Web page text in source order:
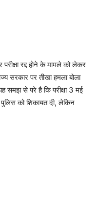
रद्द होने के मामले को लेकर
सरकार पर तीखा हमला बोला
समझ से परे है कि परीक्षा 3 मई
को शिकायत दी, लेकिन